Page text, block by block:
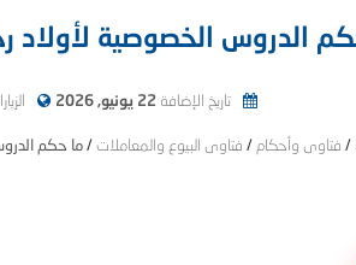
الدروس الخصوصية لأولاد
تاريخ الإضافة22 يونيو, 2026
/ فتاوى وأحكام / فتاوى البيوع والمعاملات / ما حكم